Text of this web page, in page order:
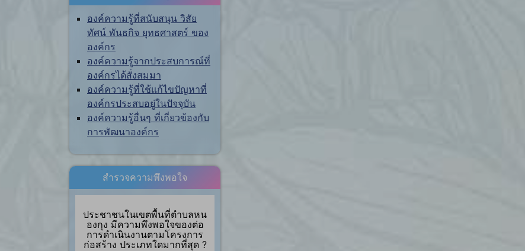
องค์ความรู้ที่สนับสนุน วิสัย
ทัศน์ พันธกิจ ยุทธศาสตร์ ของ
องค์กร
องค์ความรู้จากประสบการณ์ที่
องค์กรได้สั่งสมมา
องค์ความรู้ที่ใช้แก้ไขปัญหาที่
องค์กรประสบอยู่ในปัจจุบัน
องค์ความรู้อื่นๆ ที่เกี่ยวข้องกับ
การพัฒนาองค์กร
สำรวจความพึงพอใจ
ประชาชนในเขตพื้นที่ตำบลหน
องกุง มีความพึงพอใจของต่อ
การดำเนินงานตามโครงการ
ก่อสร้าง ประเภทใดมากที่สุด ?